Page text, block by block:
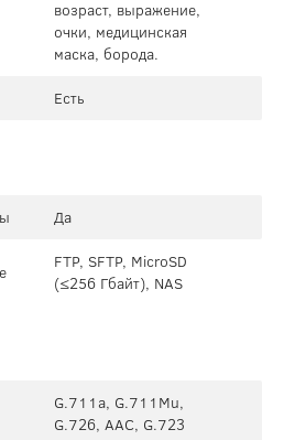
возраст, выражение,
очки, медицинская
маска, борода.
Есть
Да
FTP, SFTP, MicroSD
(≤256 Гбайт), NAS
G.711a, G.711Mu,
G.726, AAC, G.723